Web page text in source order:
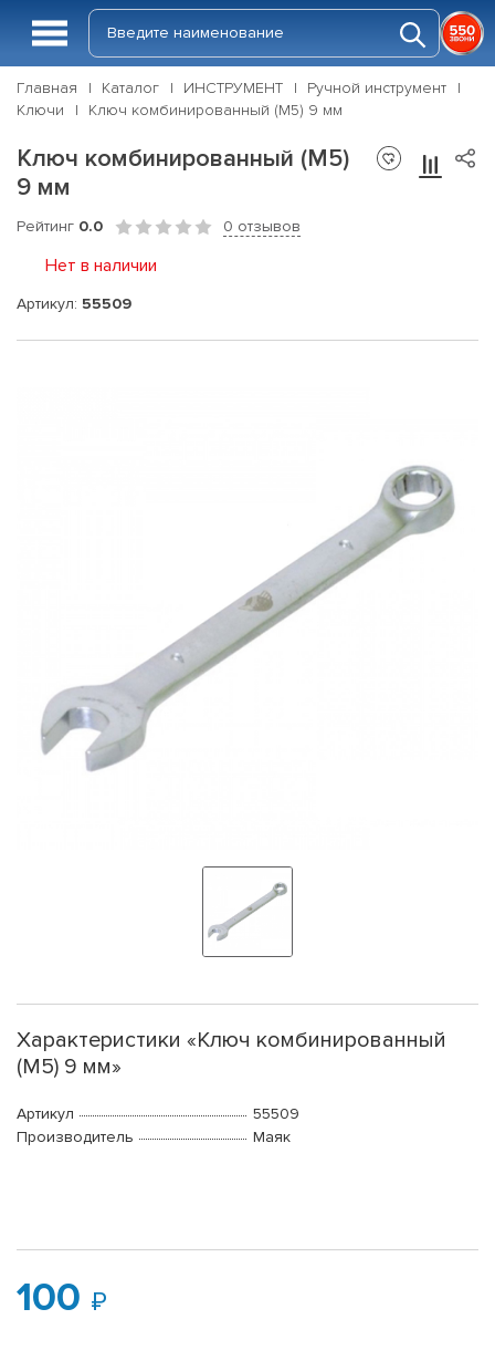
Главная Каталог ИНСТРУМЕНТ
Ручной инструмент
Ключи
Ключ комбинированный (М5) 9 мм
Ключ комбинированный (М5)
9 мм
Рейтинг 0.0 0 отзывов
Нет в наличии
Артикул: 55509
Характеристики «Ключ комбинированный
(М5) 9 мм»
Артикул
55509
Производитель
Маяк
100